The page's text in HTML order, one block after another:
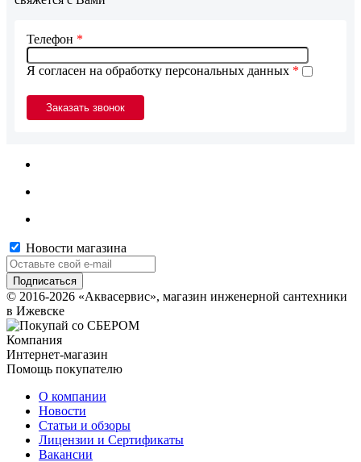
Я согласен на обработку персональных данных *
Телефон *
Новости магазина
© 2016-2026 «Аквасервис», магазин инженерной сантехники
в Ижевске
Компания
Интернет-магазин
Помощь покупателю
О компании
Новости
Статьи и обзоры
Лицензии и Сертификаты
Вакансии